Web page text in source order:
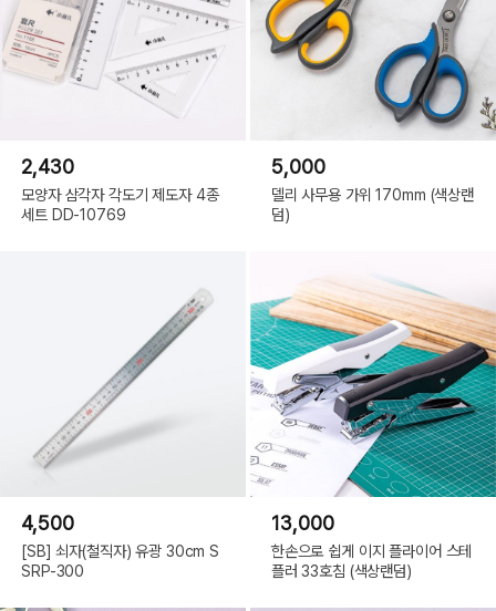
2,430
모양자 삼각자 각도기 제도자 4종
세트 DD-10769
5,000
델리 사무용 가위 170mm (색상랜
덤)
4,500
[SB] 쇠자(철직자) 유광 30cm S
SRP-300
13,000
한손으로 쉽게 이지 플라이어 스테
플러 33호침 (색상랜덤)